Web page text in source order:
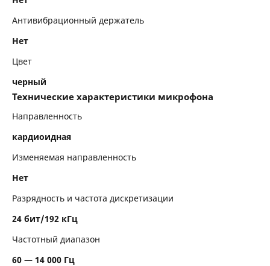
Антивибрационный держатель
Нет
Цвет
черный
Технические характеристики микрофона
Направленность
кардиоидная
Изменяемая направленность
Нет
Разрядность и частота дискретизации
24 бит/192 кГц
Частотный диапазон
60 — 14 000 Гц